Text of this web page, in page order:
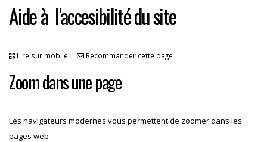
Aide à l'accesibilité du site
Lire sur mobile Recommander cette page
Zoom dans une page
Les navigateurs modernes vous permettent de zoomer dans les
pages web